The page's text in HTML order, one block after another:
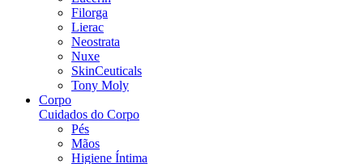
Filorga
Lierac
Neostrata
Nuxe
SkinCeuticals
Tony Moly
Corpo
Cuidados do Corpo
Pés
Mãos
Higiene Íntima